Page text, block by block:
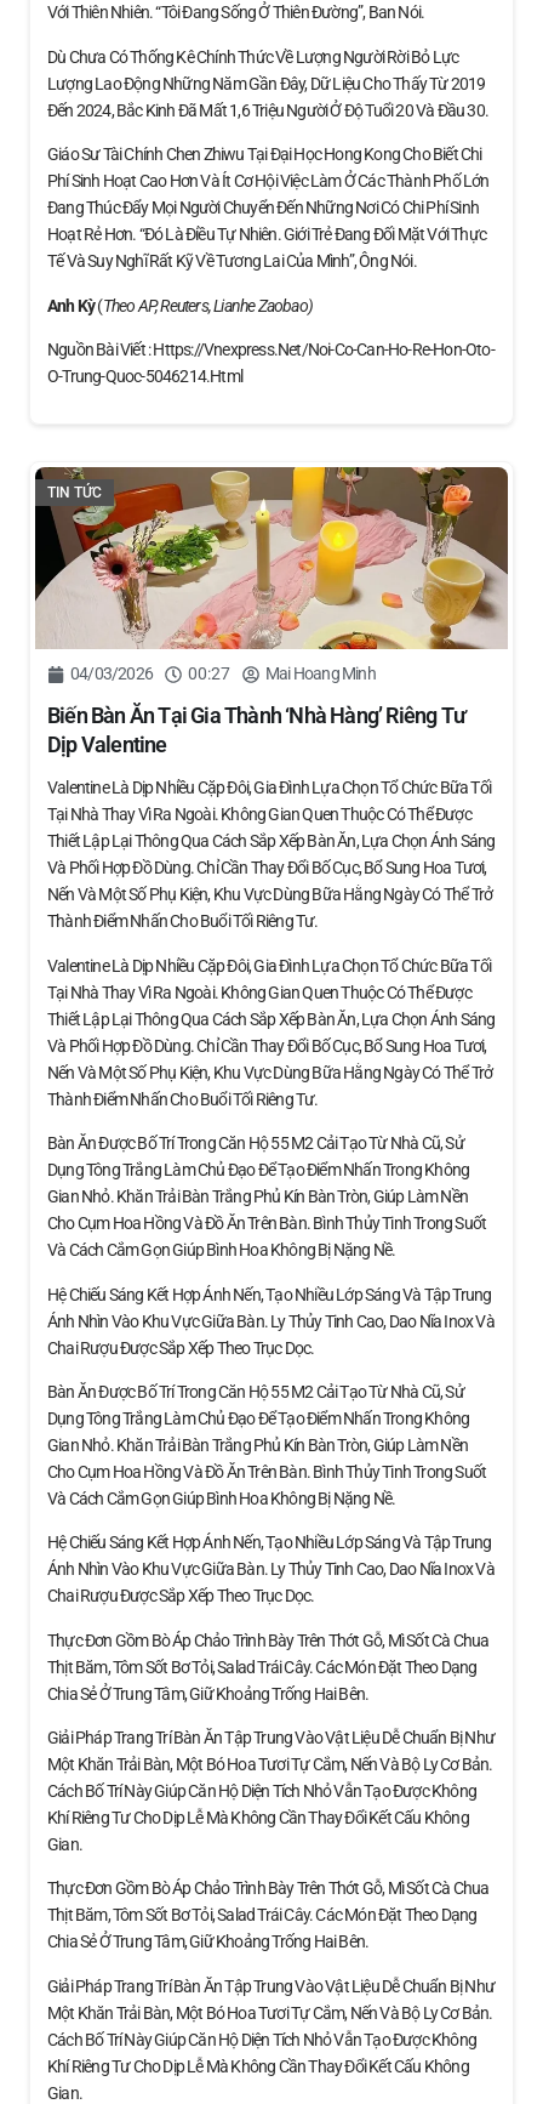
Với Thiên Nhiên. “Tôi Đang Sống Ở Thiên Đường”, Ban Nói.
Dù Chưa Có Thống Kê Chính Thức Về Lượng Người Rời Bỏ Lực
Lượng Lao Động Những Năm Gần Đây, Dữ Liệu Cho Thấy Từ 2019
Đến 2024, Bắc Kinh Đã Mất 1,6 Triệu Người Ở Độ Tuổi 20 Và Đầu 30.
Giáo Sư Tài Chính Chen Zhiwu Tại Đại Học Hong Kong Cho Biết Chi
Phí Sinh Hoạt Cao Hơn Và Ít Cơ Hội Việc Làm Ở Các Thành Phố Lớn
Đang Thúc Đẩy Mọi Người Chuyển Đến Những Nơi Có Chi Phí Sinh
Hoạt Rẻ Hơn. “Đó Là Điều Tự Nhiên. Giới Trẻ Đang Đối Mặt Với Thực
Tế Và Suy Nghĩ Rất Kỹ Về Tương Lai Của Mình”, Ông Nói.
Anh Kỳ(Theo AP, Reuters, Lianhe Zaobao)
Nguồn Bài Viết : Https://vnexpress.net/noi-Co-Can-Ho-Re-Hon-Oto-
O-Trung-Quoc-5046214.html
TIN TỨC
04/03/2026 00:27 Mai Hoang Minh
Biến Bàn Ăn Tại Gia Thành ‘nhà Hàng’ Riêng Tư
Dịp Valentine
Valentine Là Dịp Nhiều Cặp Đôi, Gia Đình Lựa Chọn Tổ Chức Bữa Tối
Tại Nhà Thay Vì Ra Ngoài. Không Gian Quen Thuộc Có Thể Được
Thiết Lập Lại Thông Qua Cách Sắp Xếp Bàn Ăn, Lựa Chọn Ánh Sáng
Và Phối Hợp Đồ Dùng. Chỉ Cần Thay Đổi Bố Cục, Bổ Sung Hoa Tươi,
Nến Và Một Số Phụ Kiện, Khu Vực Dùng Bữa Hằng Ngày Có Thể Trở
Thành Điểm Nhấn Cho Buổi Tối Riêng Tư.
Valentine Là Dịp Nhiều Cặp Đôi, Gia Đình Lựa Chọn Tổ Chức Bữa Tối
Tại Nhà Thay Vì Ra Ngoài. Không Gian Quen Thuộc Có Thể Được
Thiết Lập Lại Thông Qua Cách Sắp Xếp Bàn Ăn, Lựa Chọn Ánh Sáng
Và Phối Hợp Đồ Dùng. Chỉ Cần Thay Đổi Bố Cục, Bổ Sung Hoa Tươi,
Nến Và Một Số Phụ Kiện, Khu Vực Dùng Bữa Hằng Ngày Có Thể Trở
Thành Điểm Nhấn Cho Buổi Tối Riêng Tư.
Bàn Ăn Được Bố Trí Trong Căn Hộ 55 M2 Cải Tạo Từ Nhà Cũ, Sử
Dụng Tông Trắng Làm Chủ Đạo Để Tạo Điểm Nhấn Trong Không
Gian Nhỏ. Khăn Trải Bàn Trắng Phủ Kín Bàn Tròn, Giúp Làm Nền
Cho Cụm Hoa Hồng Và Đồ Ăn Trên Bàn. Bình Thủy Tinh Trong Suốt
Và Cách Cắm Gọn Giúp Bình Hoa Không Bị Nặng Nề.
Hệ Chiếu Sáng Kết Hợp Ánh Nến, Tạo Nhiều Lớp Sáng Và Tập Trung
Ánh Nhìn Vào Khu Vực Giữa Bàn. Ly Thủy Tinh Cao, Dao Nĩa Inox Và
Chai Rượu Được Sắp Xếp Theo Trục Dọc.
Bàn Ăn Được Bố Trí Trong Căn Hộ 55 M2 Cải Tạo Từ Nhà Cũ, Sử
Dụng Tông Trắng Làm Chủ Đạo Để Tạo Điểm Nhấn Trong Không
Gian Nhỏ. Khăn Trải Bàn Trắng Phủ Kín Bàn Tròn, Giúp Làm Nền
Cho Cụm Hoa Hồng Và Đồ Ăn Trên Bàn. Bình Thủy Tinh Trong Suốt
Và Cách Cắm Gọn Giúp Bình Hoa Không Bị Nặng Nề.
Hệ Chiếu Sáng Kết Hợp Ánh Nến, Tạo Nhiều Lớp Sáng Và Tập Trung
Ánh Nhìn Vào Khu Vực Giữa Bàn. Ly Thủy Tinh Cao, Dao Nĩa Inox Và
Chai Rượu Được Sắp Xếp Theo Trục Dọc.
Thực Đơn Gồm Bò Áp Chảo Trình Bày Trên Thớt Gỗ, Mì Sốt Cà Chua
Thịt Băm, Tôm Sốt Bơ Tỏi, Salad Trái Cây. Các Món Đặt Theo Dạng
Chia Sẻ Ở Trung Tâm, Giữ Khoảng Trống Hai Bên.
Giải Pháp Trang Trí Bàn Ăn Tập Trung Vào Vật Liệu Dễ Chuẩn Bị Như
Một Khăn Trải Bàn, Một Bó Hoa Tươi Tự Cắm, Nến Và Bộ Ly Cơ Bản.
Cách Bố Trí Này Giúp Căn Hộ Diện Tích Nhỏ Vẫn Tạo Được Không
Khí Riêng Tư Cho Dịp Lễ Mà Không Cần Thay Đổi Kết Cấu Không
Gian.
Thực Đơn Gồm Bò Áp Chảo Trình Bày Trên Thớt Gỗ, Mì Sốt Cà Chua
Thịt Băm, Tôm Sốt Bơ Tỏi, Salad Trái Cây. Các Món Đặt Theo Dạng
Chia Sẻ Ở Trung Tâm, Giữ Khoảng Trống Hai Bên.
Giải Pháp Trang Trí Bàn Ăn Tập Trung Vào Vật Liệu Dễ Chuẩn Bị Như
Một Khăn Trải Bàn, Một Bó Hoa Tươi Tự Cắm, Nến Và Bộ Ly Cơ Bản.
Cách Bố Trí Này Giúp Căn Hộ Diện Tích Nhỏ Vẫn Tạo Được Không
Khí Riêng Tư Cho Dịp Lễ Mà Không Cần Thay Đổi Kết Cấu Không
Gian.